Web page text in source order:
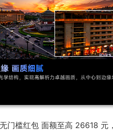
门槛红包 面额至高 26618 元